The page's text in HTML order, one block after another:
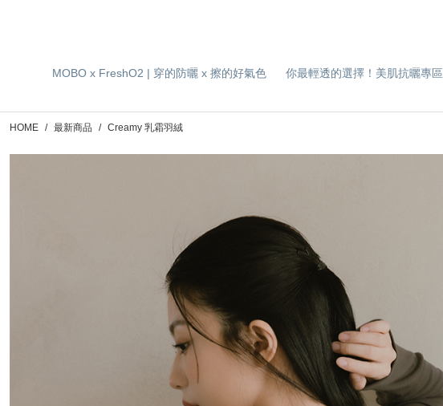
MOBO x FreshO2 | 穿的防曬 x 擦的好氣色 你最輕透的選擇！美肌抗曬專區
HOME 最新商品 Creamy 乳霜羽絨